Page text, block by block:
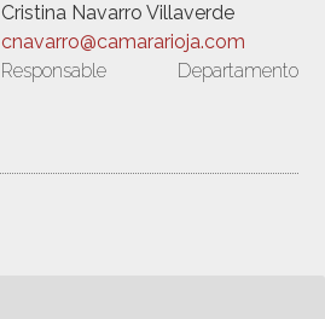
Cristina Navarro Villaverde
cnavarro@camararioja.com
Responsable Departamento